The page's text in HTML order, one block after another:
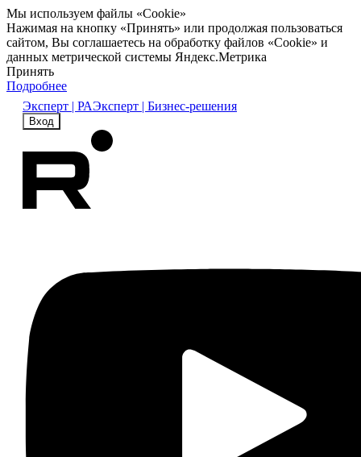
Мы используем файлы «Cookie»
Нажимая на кнопку «Принять» или продолжая пользоваться
сайтом, Вы соглашаетесь на обработку файлов «Cookie» и
данных метрической системы Яндекс.Метрика
Принять
Подробнее
Эксперт | РАЭксперт | Бизнес-решения
Вход